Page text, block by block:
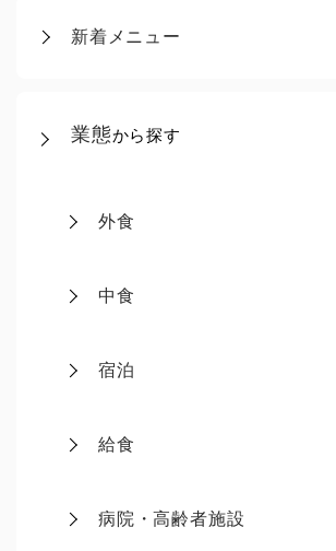
新着メニュー
業態から探す
外食
中食
宿泊
給食
病院・高齢者施設